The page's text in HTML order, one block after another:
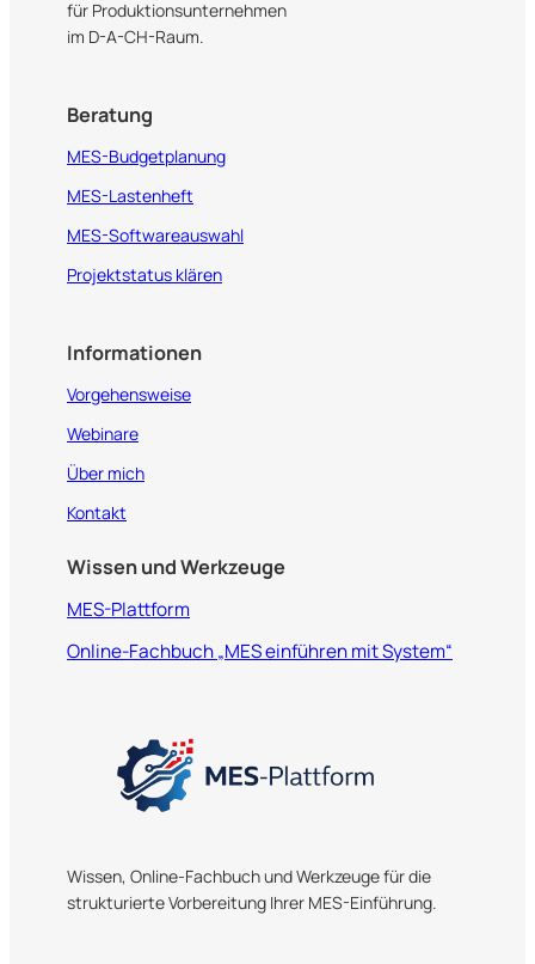
für Produktionsunternehmen
im D-A-CH-Raum.
Beratung
MES-Budgetplanung
MES-Lastenheft
MES-Softwareauswahl
Projektstatus klären
Informationen
Vorgehensweise
Webinare
Über mich
Kontakt
Wissen und Werkzeuge
MES-Plattform
Online-Fachbuch „MES einführen mit System“
Wissen, Online-Fachbuch und Werkzeuge für die
strukturierte Vorbereitung Ihrer MES-Einführung.